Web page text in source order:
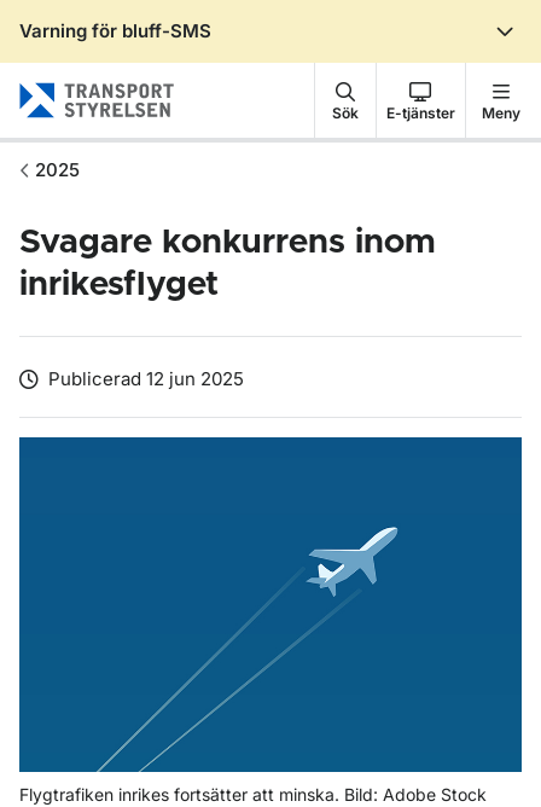
Varning för bluff-SMS
Sök E-tjänster Meny
2025
Svagare konkurrens inom
inrikesflyget
Publicerad 12 jun 2025
Flygtrafiken inrikes fortsätter att minska. Bild: Adobe Stock